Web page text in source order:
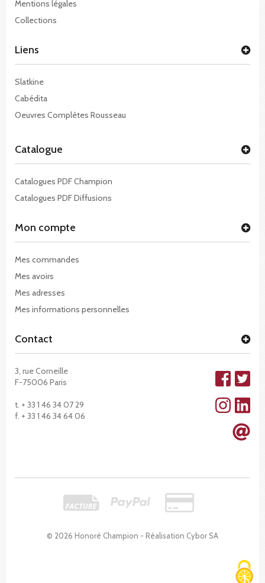
Mentions légales
Collections
© 2026 Honoré Champion - Réalisation Cybor SA
Liens
Slatkine
Cabédita
Oeuvres Complètes Rousseau
Catalogue
Catalogues PDF Champion
Catalogues PDF Diffusions
Mon compte
Mes commandes
Mes avoirs
Mes adresses
Mes informations personnelles
Contact
3, rue Corneille
F-75006 Paris
t. + 33 1 46 34 07 29
f. + 33 1 46 34 64 06